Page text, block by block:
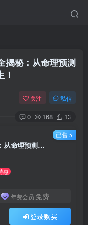
揭秘：从命理预测
关注 私信
0 168 13
《八字财局阵法高阶班》46集全揭秘：从命理预测到风水布局，打造你的财富人生！
惠
年费会员 免费
登录购买
已售 5